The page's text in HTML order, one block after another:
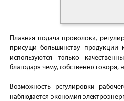
Плавная подача проволоки,
присущи большинству продукции
используются только
благодаря чему, собственно
Возможность регулировки
наблюдается экономия